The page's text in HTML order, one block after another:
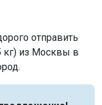
отправить
кг) из Москвы в